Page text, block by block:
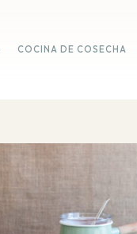
COCINA DE COSECHA